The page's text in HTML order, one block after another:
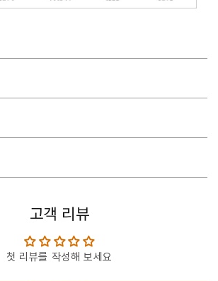
고객 리뷰
첫 리뷰를 작성해 보세요